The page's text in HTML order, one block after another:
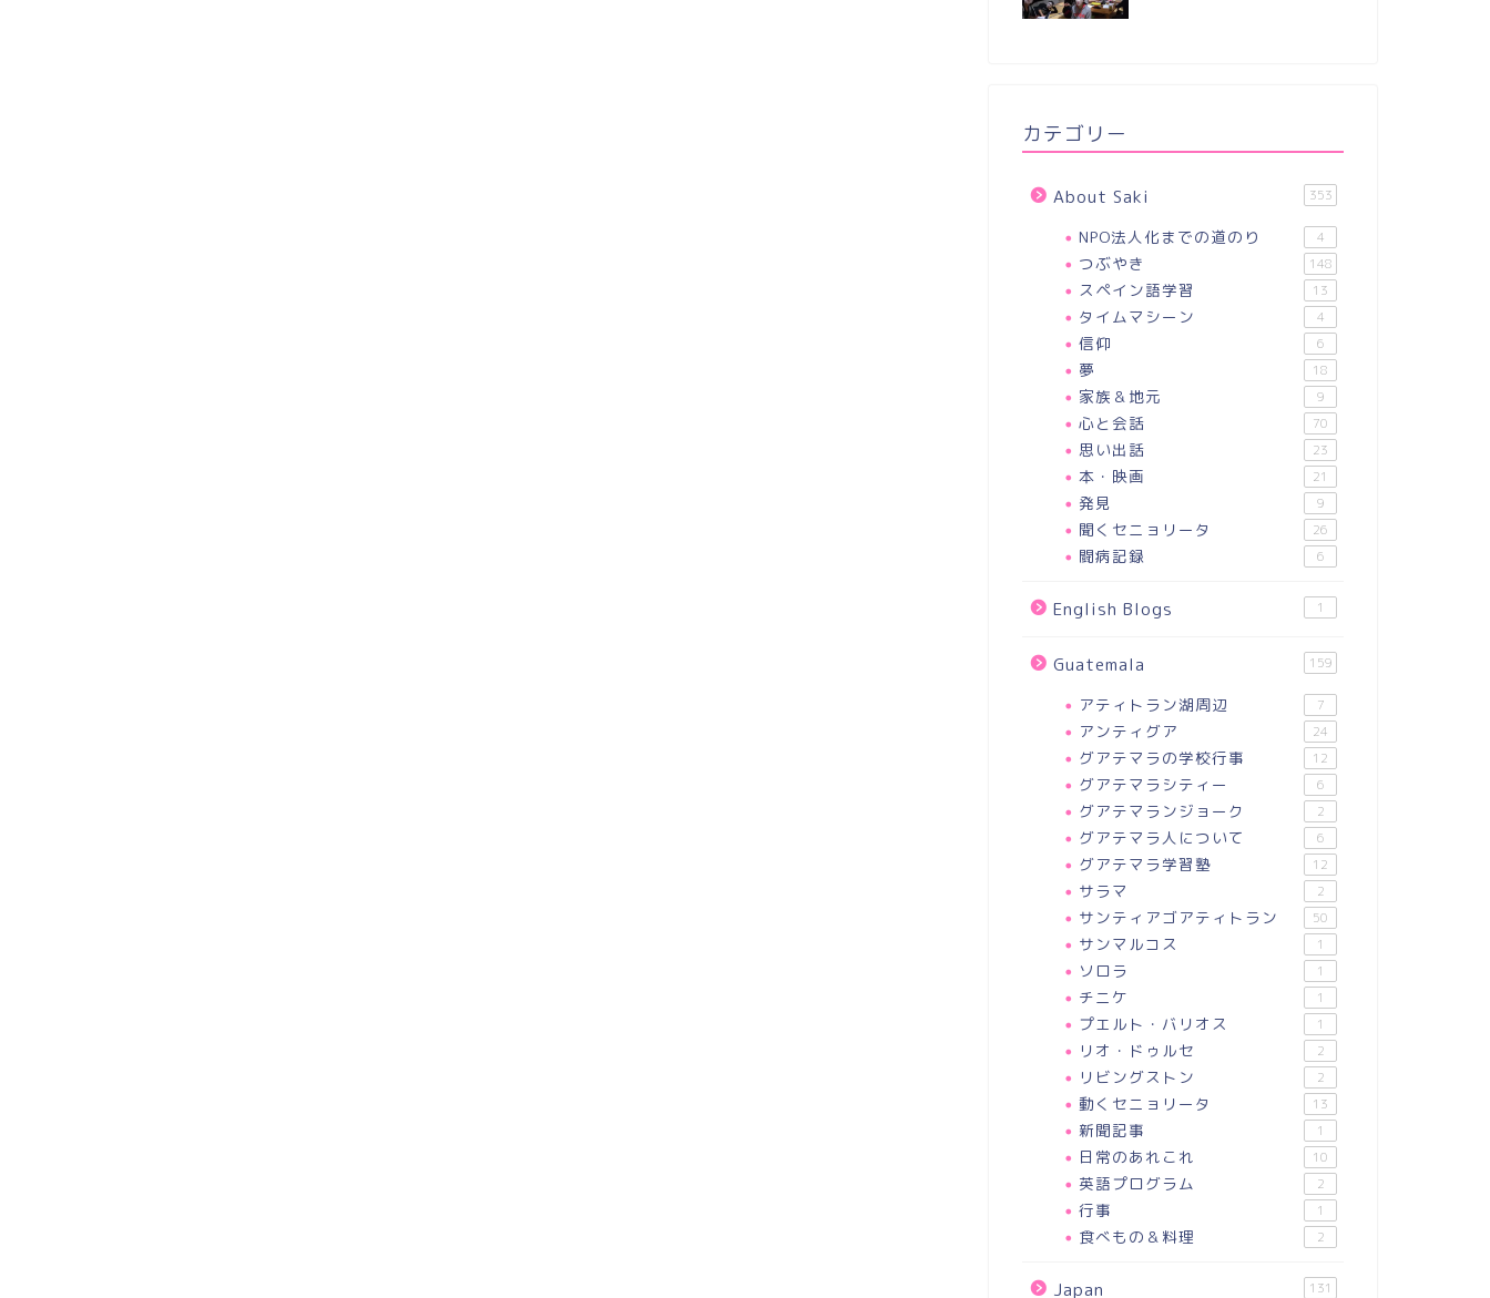
カテゴリー
About Saki 353
NPO法人化までの道のり 4
つぶやき 148
スペイン語学習 13
タイムマシーン 4
信仰 6
夢 18
家族＆地元 9
心と会話 70
思い出話 23
本・映画 21
発見 9
聞くセニョリータ 26
闘病記録 6
English Blogs 1
Guatemala 159
アティトラン湖周辺 7
アンティグア 24
グアテマラの学校行事 12
グアテマラシティー 6
グアテマランジョーク 2
グアテマラ人について 6
グアテマラ学習塾 12
サラマ 2
サンティアゴアティトラン 50
サンマルコス 1
ソロラ 1
チニケ 1
プエルト・バリオス 1
リオ・ドゥルセ 2
リビングストン 2
動くセニョリータ 13
新聞記事 1
日常のあれこれ 10
英語プログラム 2
行事 1
食べもの＆料理 2
Japan 131